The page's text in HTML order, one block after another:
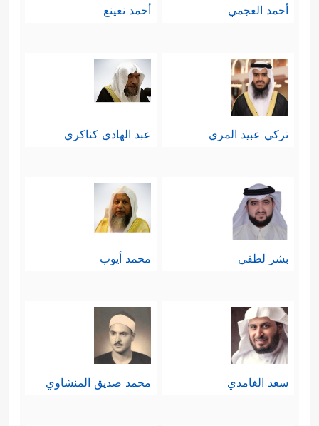
أحمد العجمي أحمد نعينع
تركي عبيد المري عبد الهادي كناكري
بشر لطفي محمد أيوب
سعد الغامدي محمد صديق المنشاوي